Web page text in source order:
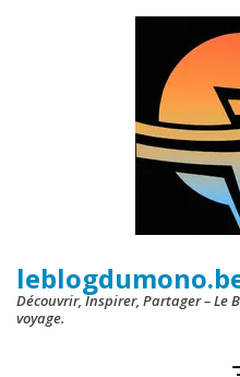
Découvrir, Inspirer, Partager – Le
voyage.